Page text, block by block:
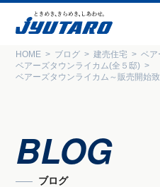
HOME ブログ 建売住宅
ベア
ベアーズタウンライカム(全５邸)
ベアーズタウンライカム～販売開始
BLOG
ブログ